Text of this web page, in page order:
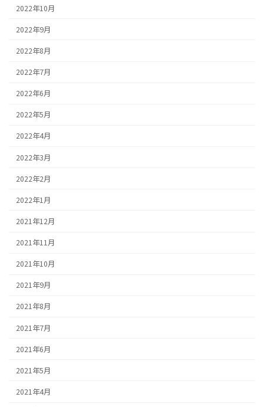
2022年10月
2022年9月
2022年8月
2022年7月
2022年6月
2022年5月
2022年4月
2022年3月
2022年2月
2022年1月
2021年12月
2021年11月
2021年10月
2021年9月
2021年8月
2021年7月
2021年6月
2021年5月
2021年4月